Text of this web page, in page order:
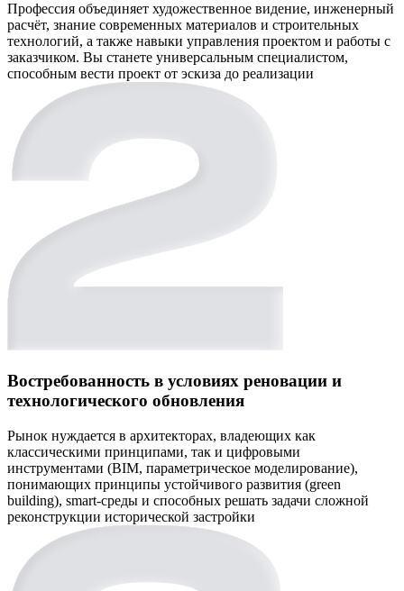
Профессия объединяет художественное видение, инженерный
расчёт, знание современных материалов и строительных
технологий, а также навыки управления проектом и работы с
заказчиком. Вы станете универсальным специалистом,
способным вести проект от эскиза до реализации
Востребованность в условиях реновации и
технологического обновления
Рынок нуждается в архитекторах, владеющих как
классическими принципами, так и цифровыми
инструментами (BIM, параметрическое моделирование),
понимающих принципы устойчивого развития (green
building), smart-среды и способных решать задачи сложной
реконструкции исторической застройки